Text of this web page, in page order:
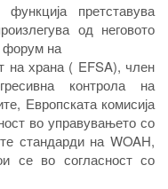
претставува
од неговото
форум на
на храна ( EFSA), член
контрола на
Европската комисија
во управувањето со
стандарди на WOAH,
се во согласност со